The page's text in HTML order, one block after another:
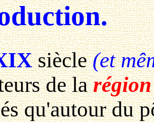
siècle(et
de la
qu'autour du